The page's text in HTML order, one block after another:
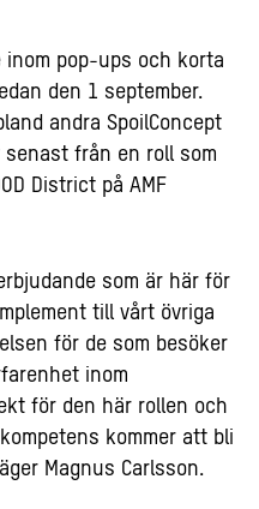
inom pop-ups och korta
den 1 september.
andra SpoilConcept
senast från en roll som
District på AMF
som är här för
till vårt övriga
för de som besöker
inom
för den här rollen och
kommer att bli
Magnus Carlsson.